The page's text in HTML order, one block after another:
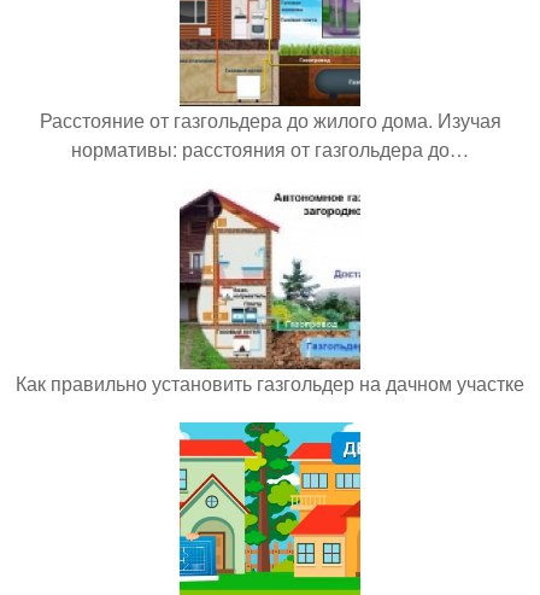
Расстояние от газгольдера до жилого дома. Изучая
нормативы: расстояния от газгольдера до…
Как правильно установить газгольдер на дачном участке